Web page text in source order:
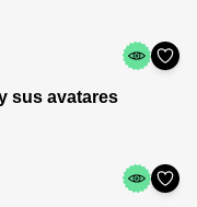
sus avatares